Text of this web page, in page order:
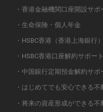
・香港金融機関口座開設サポ
・生命保険・個人年金
・HSBC香港（香港上海銀行
・HSBC香港口座解約サポー
・中国銀行定期預金解約サポ
・はじめてでも安心できる
・将来の資産形成ができる